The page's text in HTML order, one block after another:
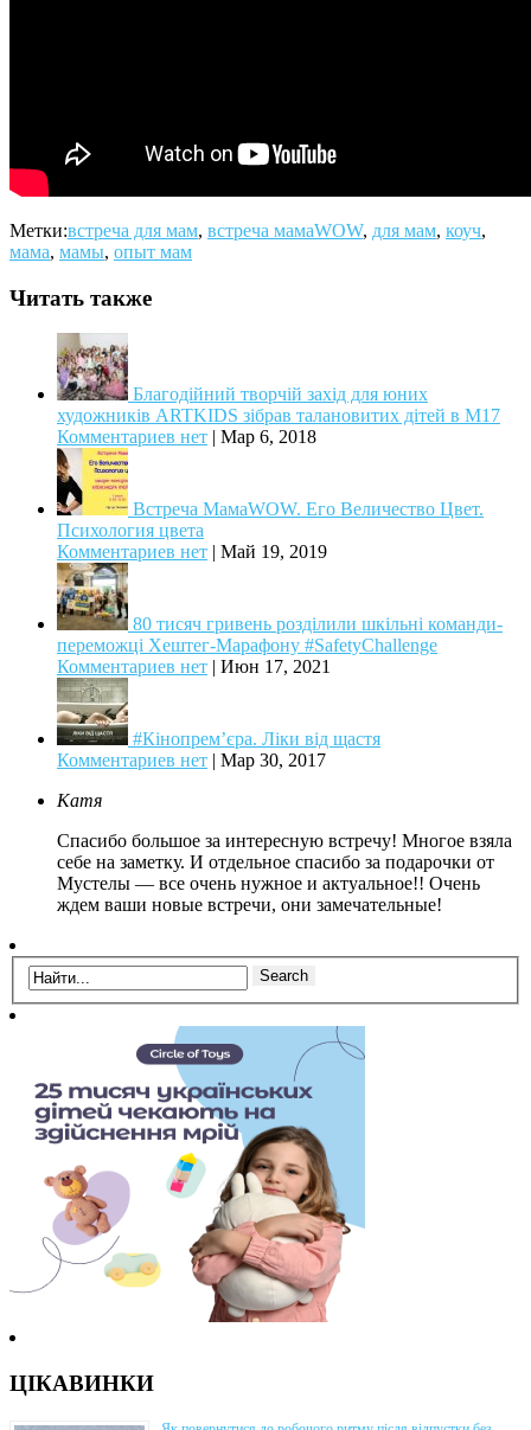
Метки:встреча для мам, встреча мамаWOW, для мам, коуч,
мама, мамы, опыт мам
Читать также
Благодійний творчій захід для юних
художників ARTKIDS зібрав талановитих дітей в М17
Комментариев нет | Мар 6, 2018
Встреча МамаWOW. Его Величество Цвет.
Психология цвета
Комментариев нет | Май 19, 2019
80 тисяч гривень розділили шкільні команди-
переможці Хештег-Марафону #SafetyChallenge
Комментариев нет | Июн 17, 2021
#Кінопрем’єра. Ліки від щастя
Комментариев нет | Мар 30, 2017
Катя
Спасибо большое за интересную встречу! Многое взяла
себе на заметку. И отдельное спасибо за подарочки от
Мустелы — все очень нужное и актуальное!! Очень
ждем ваши новые встречи, они замечательные!
ЦІКАВИНКИ